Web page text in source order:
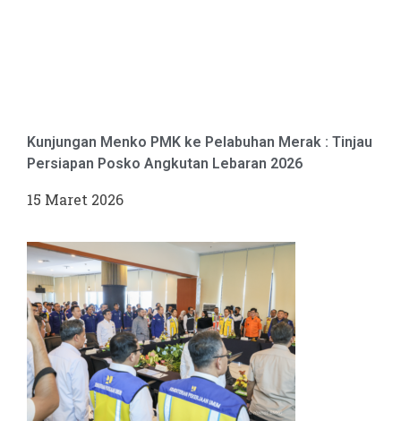
Kunjungan Menko PMK ke Pelabuhan Merak : Tinjau
Persiapan Posko Angkutan Lebaran 2026
15 Maret 2026